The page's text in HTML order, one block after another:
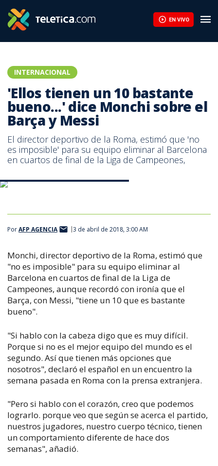
EN VIVO
INTERNACIONAL
'Ellos tienen un 10 bastante
bueno...' dice Monchi sobre el
Barça y Messi
El director deportivo de la Roma, estimó que 'no
es imposible' para su equipo eliminar al Barcelona
en cuartos de final de la Liga de Campeones,
PorAFP AGENCIA 3 de abril de 2018, 3:00 AM
Monchi, director deportivo de la Roma, estimó que
"no es imposible" para su equipo eliminar al
Barcelona en cuartos de final de la Liga de
Campeones, aunque recordó con ironía que el
Barça, con Messi, "tiene un 10 que es bastante
bueno".
"Si hablo con la cabeza digo que es muy difícil.
Porque si no es el mejor equipo del mundo es el
segundo. Así que tienen más opciones que
nosotros", declaró el español en un encuentro la
semana pasada en Roma con la prensa extranjera.
"Pero si hablo con el corazón, creo que podemos
lograrlo. porque veo que según se acerca el partido,
nuestros jugadores, nuestro cuerpo técnico, tienen
un comportamiento diferente de hace dos
semanas", añadió.